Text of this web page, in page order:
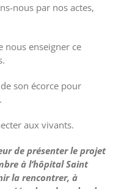
nous par nos actes,
nous enseigner ce
son écorce pour
aux vivants.
de présenter le projet
à l‘hôpital Saint
la rencontrer, à